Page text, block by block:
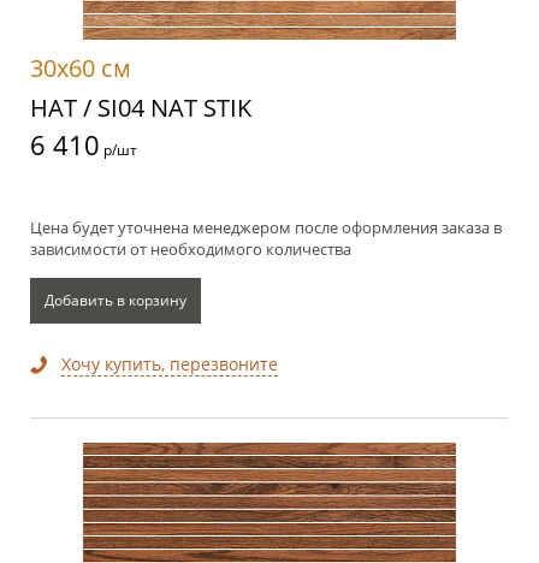
30x60 см
НАТ / SI04 NAT STIK
6 410 р/шт
Цена будет уточнена менеджером после оформления заказа в
зависимости от необходимого количества
Добавить в корзину
Хочу купить, перезвоните